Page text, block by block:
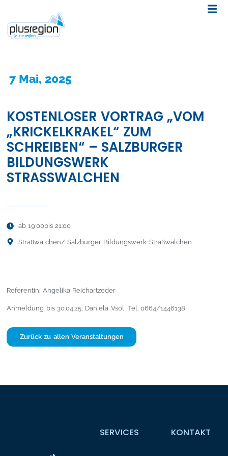
7 Mai, 2025
KOSTENLOSER VORTRAG „VOM
„KRICKELKRAKEL“ ZUM
SCHREIBEN“ – SALZBURGER
BILDUNGSWERK
STRASSWALCHEN
ab 19:00bis 21:00
Straßwalchen/ Salzburger Bildungswerk Straßwalchen
Referentin: Angelika Reichartzeder
Anmeldung bis 30.04.25, Daniela Vsol, Tel. 0664/1446138
Zurück zu allen Veranstaltungen
SERVICES KONTAKT